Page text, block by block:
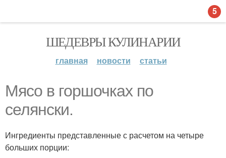
ШЕДЕВРЫ КУЛИНАРИИ
главная новости статьи
Мясо в горшочках по
селянски.
Ингредиенты представленные с расчетом на четыре
больших порции:
5